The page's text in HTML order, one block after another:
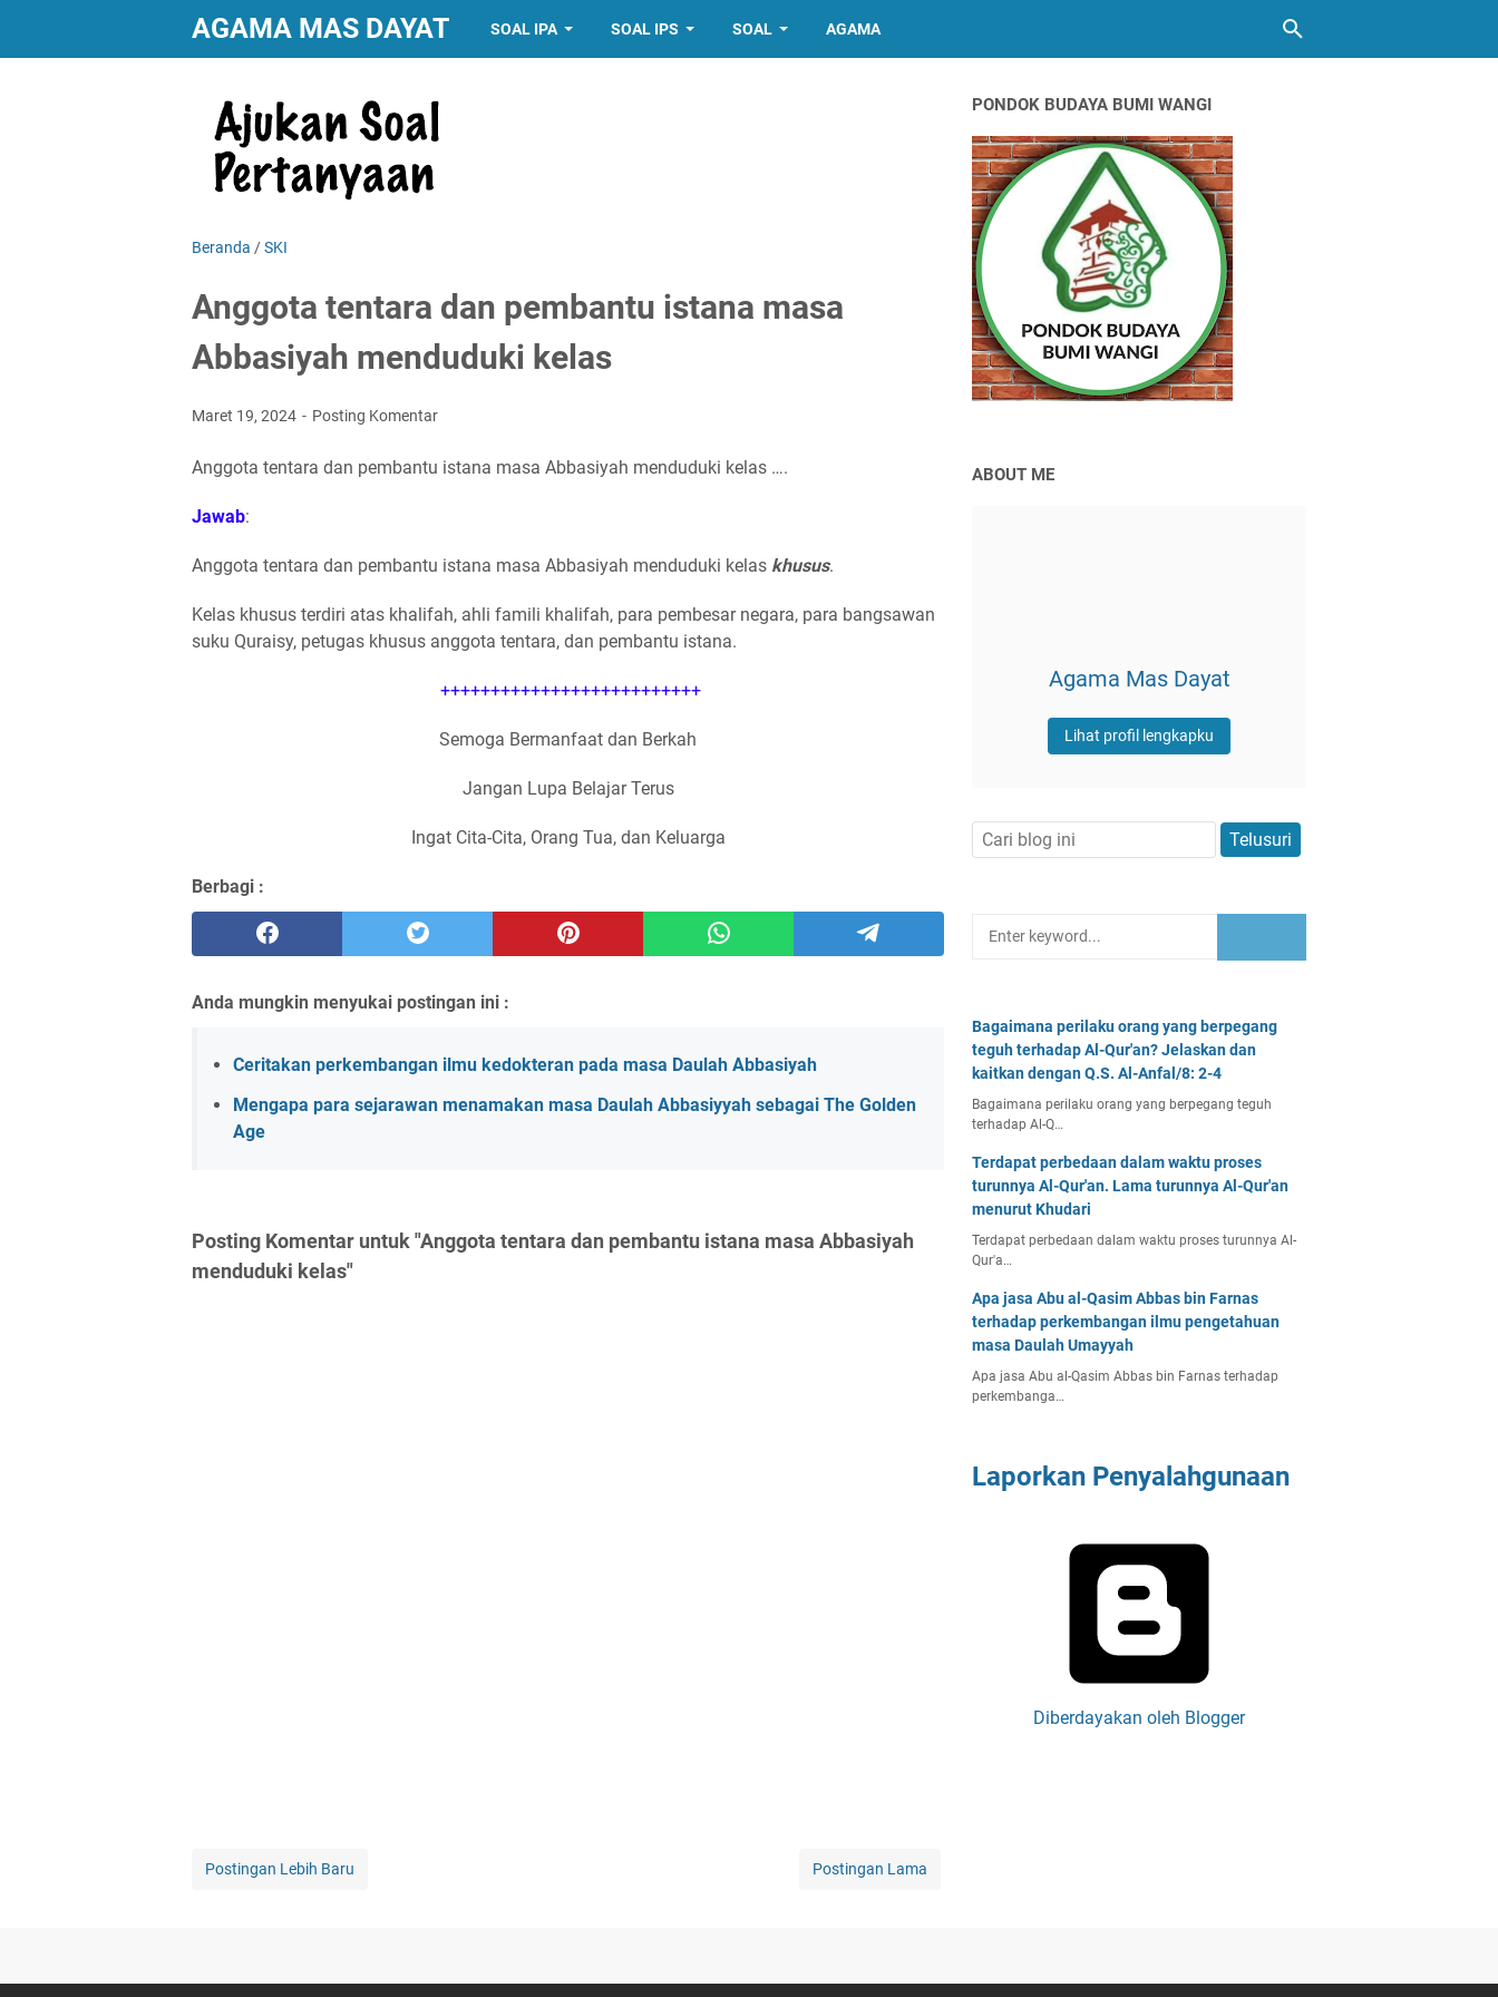
AGAMA MAS DAYAT SOAL IPA SOAL IPS SOAL AGAMA
Beranda /SKI
Anggota tentara dan pembantu istana masa
Abbasiyah menduduki kelas
Maret 19, 2024 Posting Komentar
Anggota tentara dan pembantu istana masa Abbasiyah menduduki kelas ….
Jawab:
Anggota tentara dan pembantu istana masa Abbasiyah menduduki kelas khusus.
Kelas khusus terdiri atas khalifah, ahli famili khalifah, para pembesar negara, para bangsawan
suku Quraisy, petugas khusus anggota tentara, dan pembantu istana.
++++++++++++++++++++++++++
Semoga Bermanfaat dan Berkah
Jangan Lupa Belajar Terus
Ingat Cita-Cita, Orang Tua, dan Keluarga
Berbagi :
Anda mungkin menyukai postingan ini :
Ceritakan perkembangan ilmu kedokteran pada masa Daulah Abbasiyah
Mengapa para sejarawan menamakan masa Daulah Abbasiyyah sebagai The Golden
Age
Posting Komentar untuk "Anggota tentara dan pembantu istana masa Abbasiyah
menduduki kelas"
Postingan Lebih Baru Postingan Lama
PONDOK BUDAYA BUMI WANGI
ABOUT ME
Agama Mas Dayat
Lihat profil lengkapku
Bagaimana perilaku orang yang berpegang
teguh terhadap Al-Qur'an? Jelaskan dan
kaitkan dengan Q.S. Al-Anfal/8: 2-4
Bagaimana perilaku orang yang berpegang teguh
terhadap Al-Q…
Terdapat perbedaan dalam waktu proses
turunnya Al-Qur'an. Lama turunnya Al-Qur'an
menurut Khudari
Terdapat perbedaan dalam waktu proses turunnya Al-
Qur'a…
Apa jasa Abu al-Qasim Abbas bin Farnas
terhadap perkembangan ilmu pengetahuan
masa Daulah Umayyah
Apa jasa Abu al-Qasim Abbas bin Farnas terhadap
perkembanga…
Laporkan Penyalahgunaan
Diberdayakan oleh Blogger